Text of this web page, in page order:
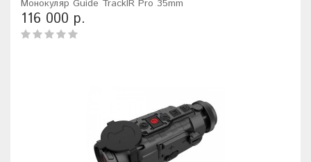
Монокуляр Guide TrackIR Pro 35mm
116 000 р.